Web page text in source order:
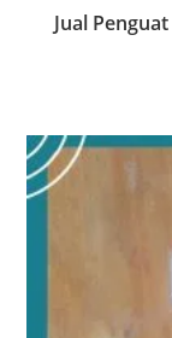
Jual